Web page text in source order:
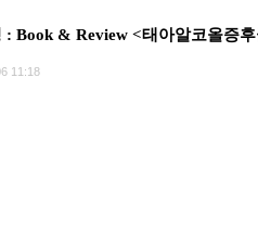
: Book & Review <태아알코올증후
11:18